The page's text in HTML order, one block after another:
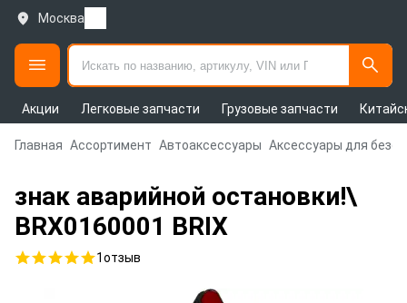
Москва
Акции Легковые запчасти Грузовые запчасти
Главная Ассортимент Автоаксессуары Аксессуары для
знак аварийной остановки!\
BRX0160001 BRIX
1отзыв